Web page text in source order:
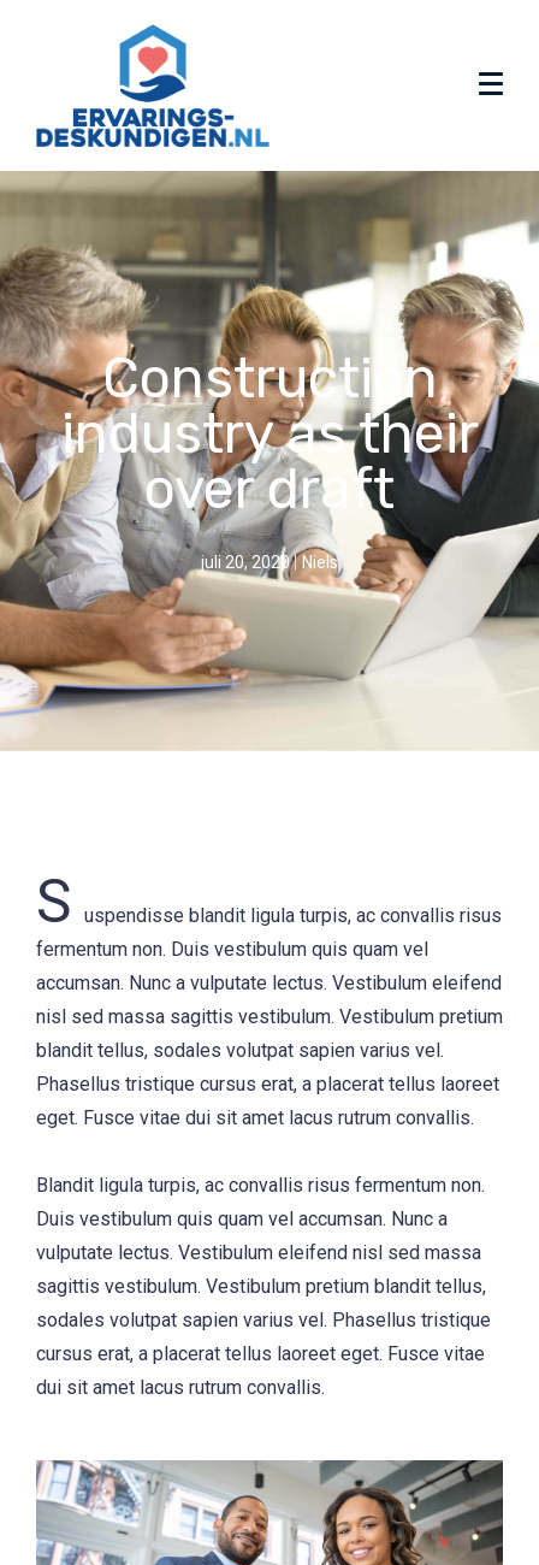
Construction
industry as their
over draft
juli 20, 2020 Niels
S
uspendisse blandit ligula turpis, ac convallis risus
fermentum non. Duis vestibulum quis quam vel
accumsan. Nunc a vulputate lectus. Vestibulum eleifend
nisl sed massa sagittis vestibulum. Vestibulum pretium
blandit tellus, sodales volutpat sapien varius vel.
Phasellus tristique cursus erat, a placerat tellus laoreet
eget. Fusce vitae dui sit amet lacus rutrum convallis.
Blandit ligula turpis, ac convallis risus fermentum non.
Duis vestibulum quis quam vel accumsan. Nunc a
vulputate lectus. Vestibulum eleifend nisl sed massa
sagittis vestibulum. Vestibulum pretium blandit tellus,
sodales volutpat sapien varius vel. Phasellus tristique
cursus erat, a placerat tellus laoreet eget. Fusce vitae
dui sit amet lacus rutrum convallis.